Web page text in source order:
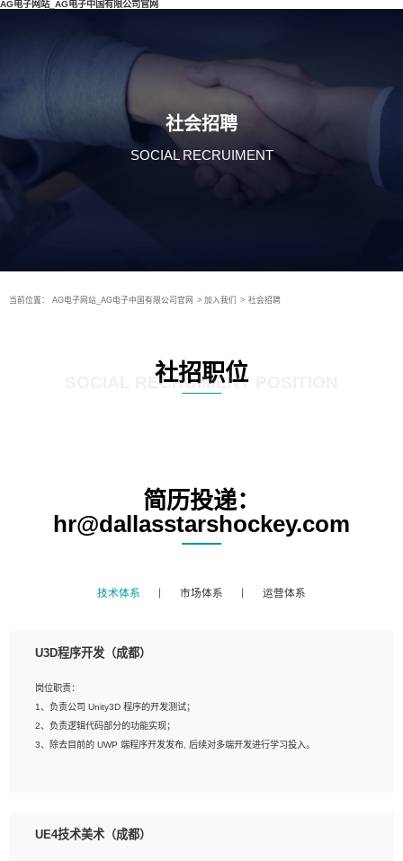
AG电子网站_AG电子中国有限公司官网
社会招聘
SOCIAL RECRUIMENT
当前位置： AG电子网站_AG电子中国有限公司官网 > 加入我们 > 社会招聘
社招职位
SOCIAL RECRUIMENT POSITION
简历投递：
hr@dallasstarshockey.com
技术体系 市场体系 运营体系
U3D程序开发（成都）
岗位职责：
1、负责公司 Unity3D 程序的开发测试；
2、负责逻辑代码部分的功能实现；
3、除去目前的 UWP 端程序开发发布, 后续对多端开发进行学习投入。
2、熟练掌握 Unity3D 程序开发，精通 C# 语言开发；
UE4技术美术（成都）